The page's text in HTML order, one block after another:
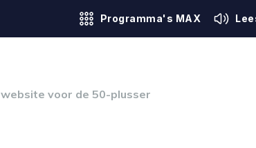
Programma's MAX
website voor de 50-plusser